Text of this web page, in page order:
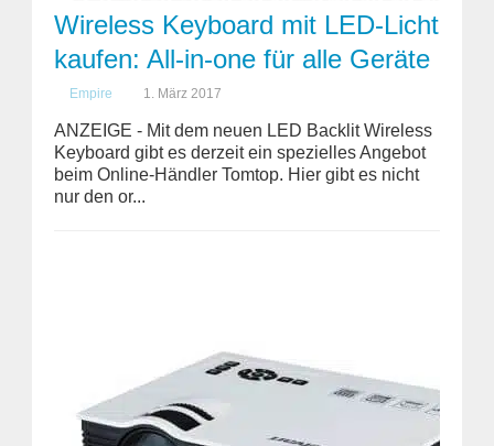
Wireless Keyboard mit LED-Licht
kaufen: All-in-one für alle Geräte
Empire 1. März 2017
ANZEIGE - Mit dem neuen LED Backlit Wireless
Keyboard gibt es derzeit ein spezielles Angebot
beim Online-Händler Tomtop. Hier gibt es nicht
nur den or...